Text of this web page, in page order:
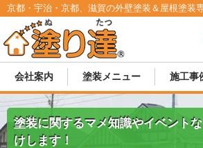
京都・宇治・京都、滋賀の外壁塗装＆屋根塗装
会社案内 塗装メニュー 施工事
塗装に関するマメ知識やイベント
けします！